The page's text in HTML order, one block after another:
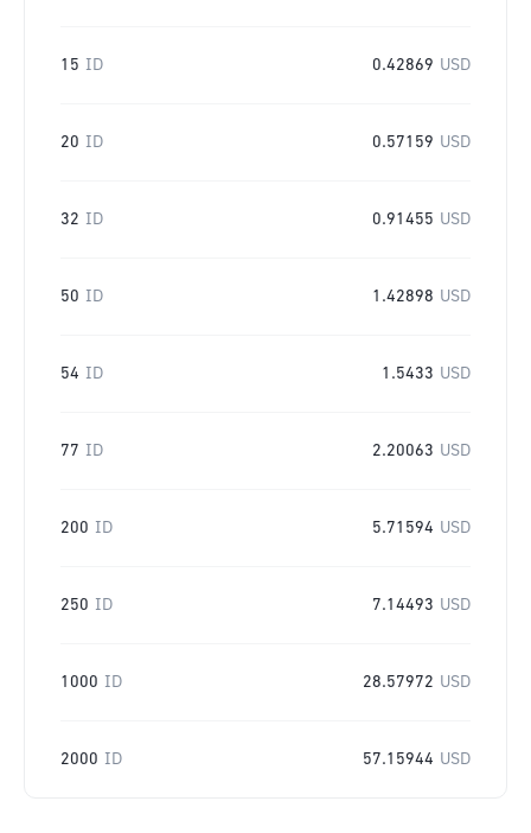
15 ID 0.42869 USD
20 ID 0.57159 USD
32 ID 0.91455 USD
50 ID 1.42898 USD
54 ID 1.5433 USD
77 ID 2.20063 USD
200 ID 5.71594 USD
250 ID 7.14493 USD
1000 ID 28.57972 USD
2000 ID 57.15944 USD